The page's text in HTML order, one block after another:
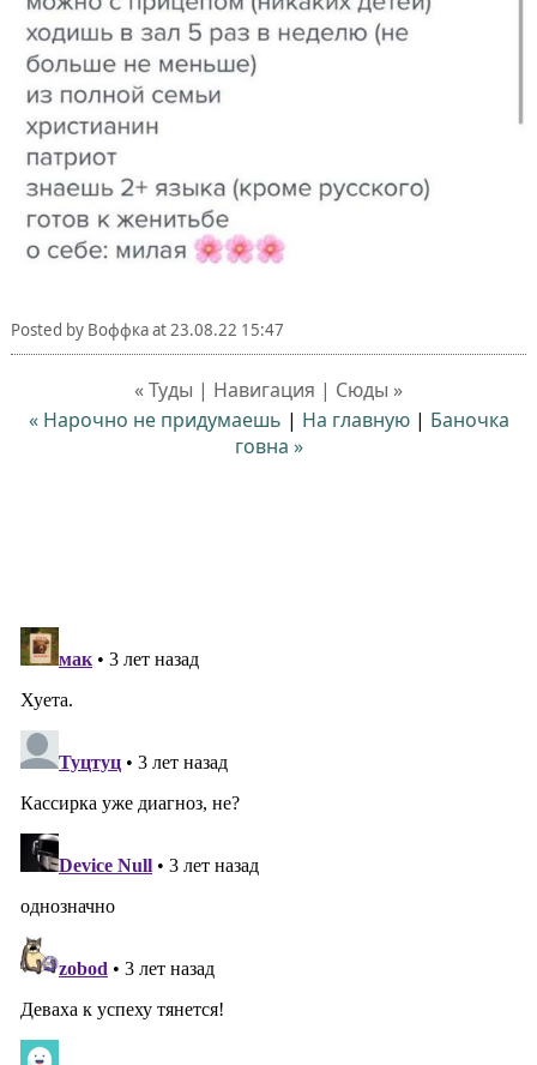
Posted by Воффкаat23.08.22 15:47
« Туды | Навигация | Сюды »
« Нарочно не придумаешь | На главную| Баночка
говна »